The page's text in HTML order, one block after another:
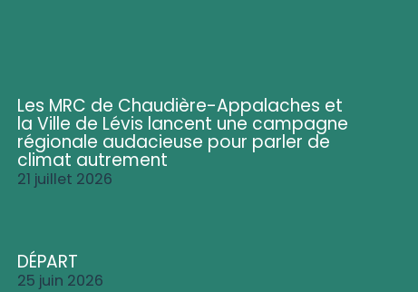
Les MRC de Chaudière-Appalaches et
la Ville de Lévis lancent une campagne
régionale audacieuse pour parler de
climat autrement
21 juillet 2026
DÉPART
25 juin 2026